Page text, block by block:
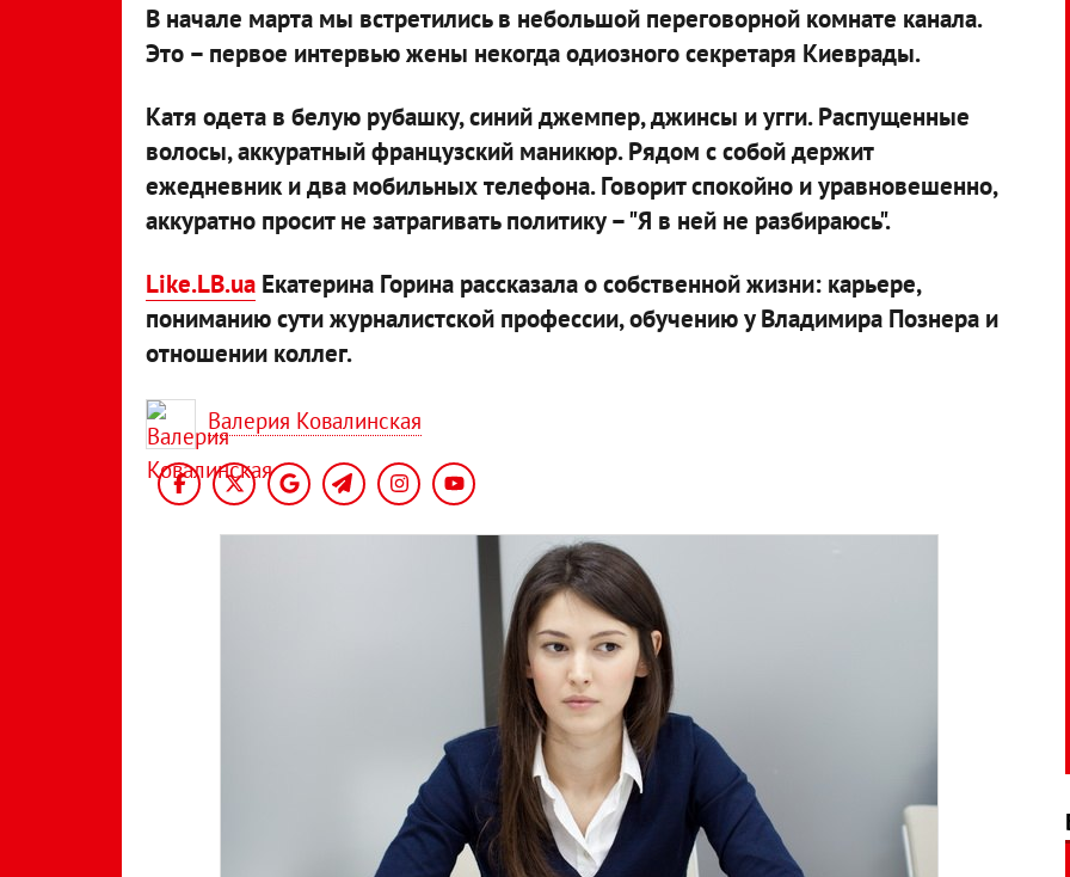
В начале марта мы встретились в небольшой переговорной комнате канала.
Это – первое интервью жены некогда одиозного секретаря Киеврады.
Катя одета в белую рубашку, синий джемпер, джинсы и угги. Распущенные
волосы, аккуратный французский маникюр. Рядом с собой держит
ежедневник и два мобильных телефона. Говорит спокойно и уравновешенно,
аккуратно просит не затрагивать политику – "Я в ней не разбираюсь".
Like.LB.ua Екатерина Горина рассказала о собственной жизни: карьере,
пониманию сути журналистской профессии, обучению у Владимира Познера и
отношении коллег.
Валерия Ковалинская